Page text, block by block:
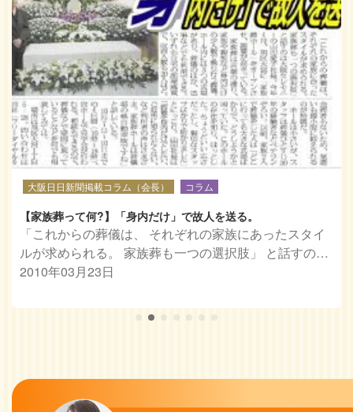
大阪日日新聞掲載コラム（会長） コラム
【家族葬って何?】「身内だけ」で故人を送る。
「これからの葬儀は、 それぞれの家族にあったスタイ
ルが求められる。 家族葬も一つの選択肢」 と話すの…
2010年03月23日